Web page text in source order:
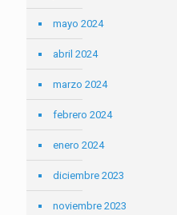
mayo 2024
abril 2024
marzo 2024
febrero 2024
enero 2024
diciembre 2023
noviembre 2023